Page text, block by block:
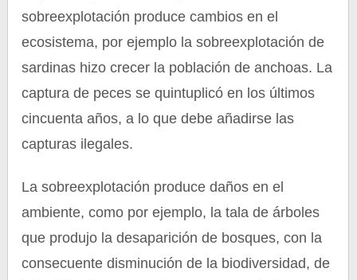
sobreexplotación produce cambios en el
ecosistema, por ejemplo la sobreexplotación de
sardinas hizo crecer la población de anchoas. La
captura de peces se quintuplicó en los últimos
cincuenta años, a lo que debe añadirse las
capturas ilegales.
La sobreexplotación produce daños en el
ambiente, como por ejemplo, la tala de árboles
que produjo la desaparición de bosques, con la
consecuente disminución de la biodiversidad, de